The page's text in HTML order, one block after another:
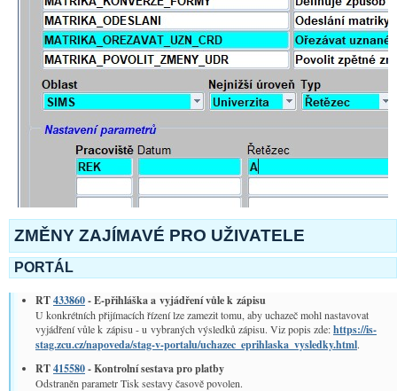
ZMĚNY ZAJÍMAVÉ PRO UŽIVATELE
PORTÁL
RT433860- E-přihláška a vyjádření vůle k zápisu
U konkrétních přijímacích řízení lze zamezit tomu, aby uchazeč mohl nastavovat
vyjádření vůle k zápisu - u vybraných výsledků zápisu. Viz popis zde:https://is-
stag.zcu.cz/napoveda/stag-v-portalu/uchazec_eprihlaska_vysledky.html.
RT415580- Kontrolní sestava pro platby
Odstraněn parametr Tisk sestavy časově povolen.